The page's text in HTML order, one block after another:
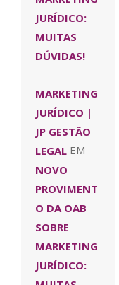
JURÍDICO:
MUITAS
DÚVIDAS!
MARKETING
JURÍDICO |
JP GESTÃO
LEGAL EM
NOVO
PROVIMENT
O DA OAB
SOBRE
MARKETING
JURÍDICO: